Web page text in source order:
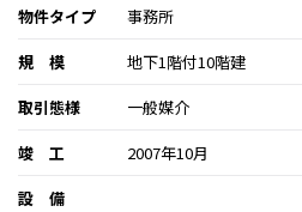
物件タイプ
事務所
規 模
地下1階付10階建
取引態様
一般媒介
竣 工
2007年10月
設 備